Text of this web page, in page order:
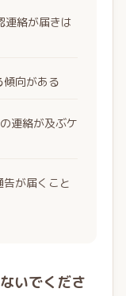
連絡が届きは
傾向がある
連絡が及ぶケ
が届くこと
いでくださ